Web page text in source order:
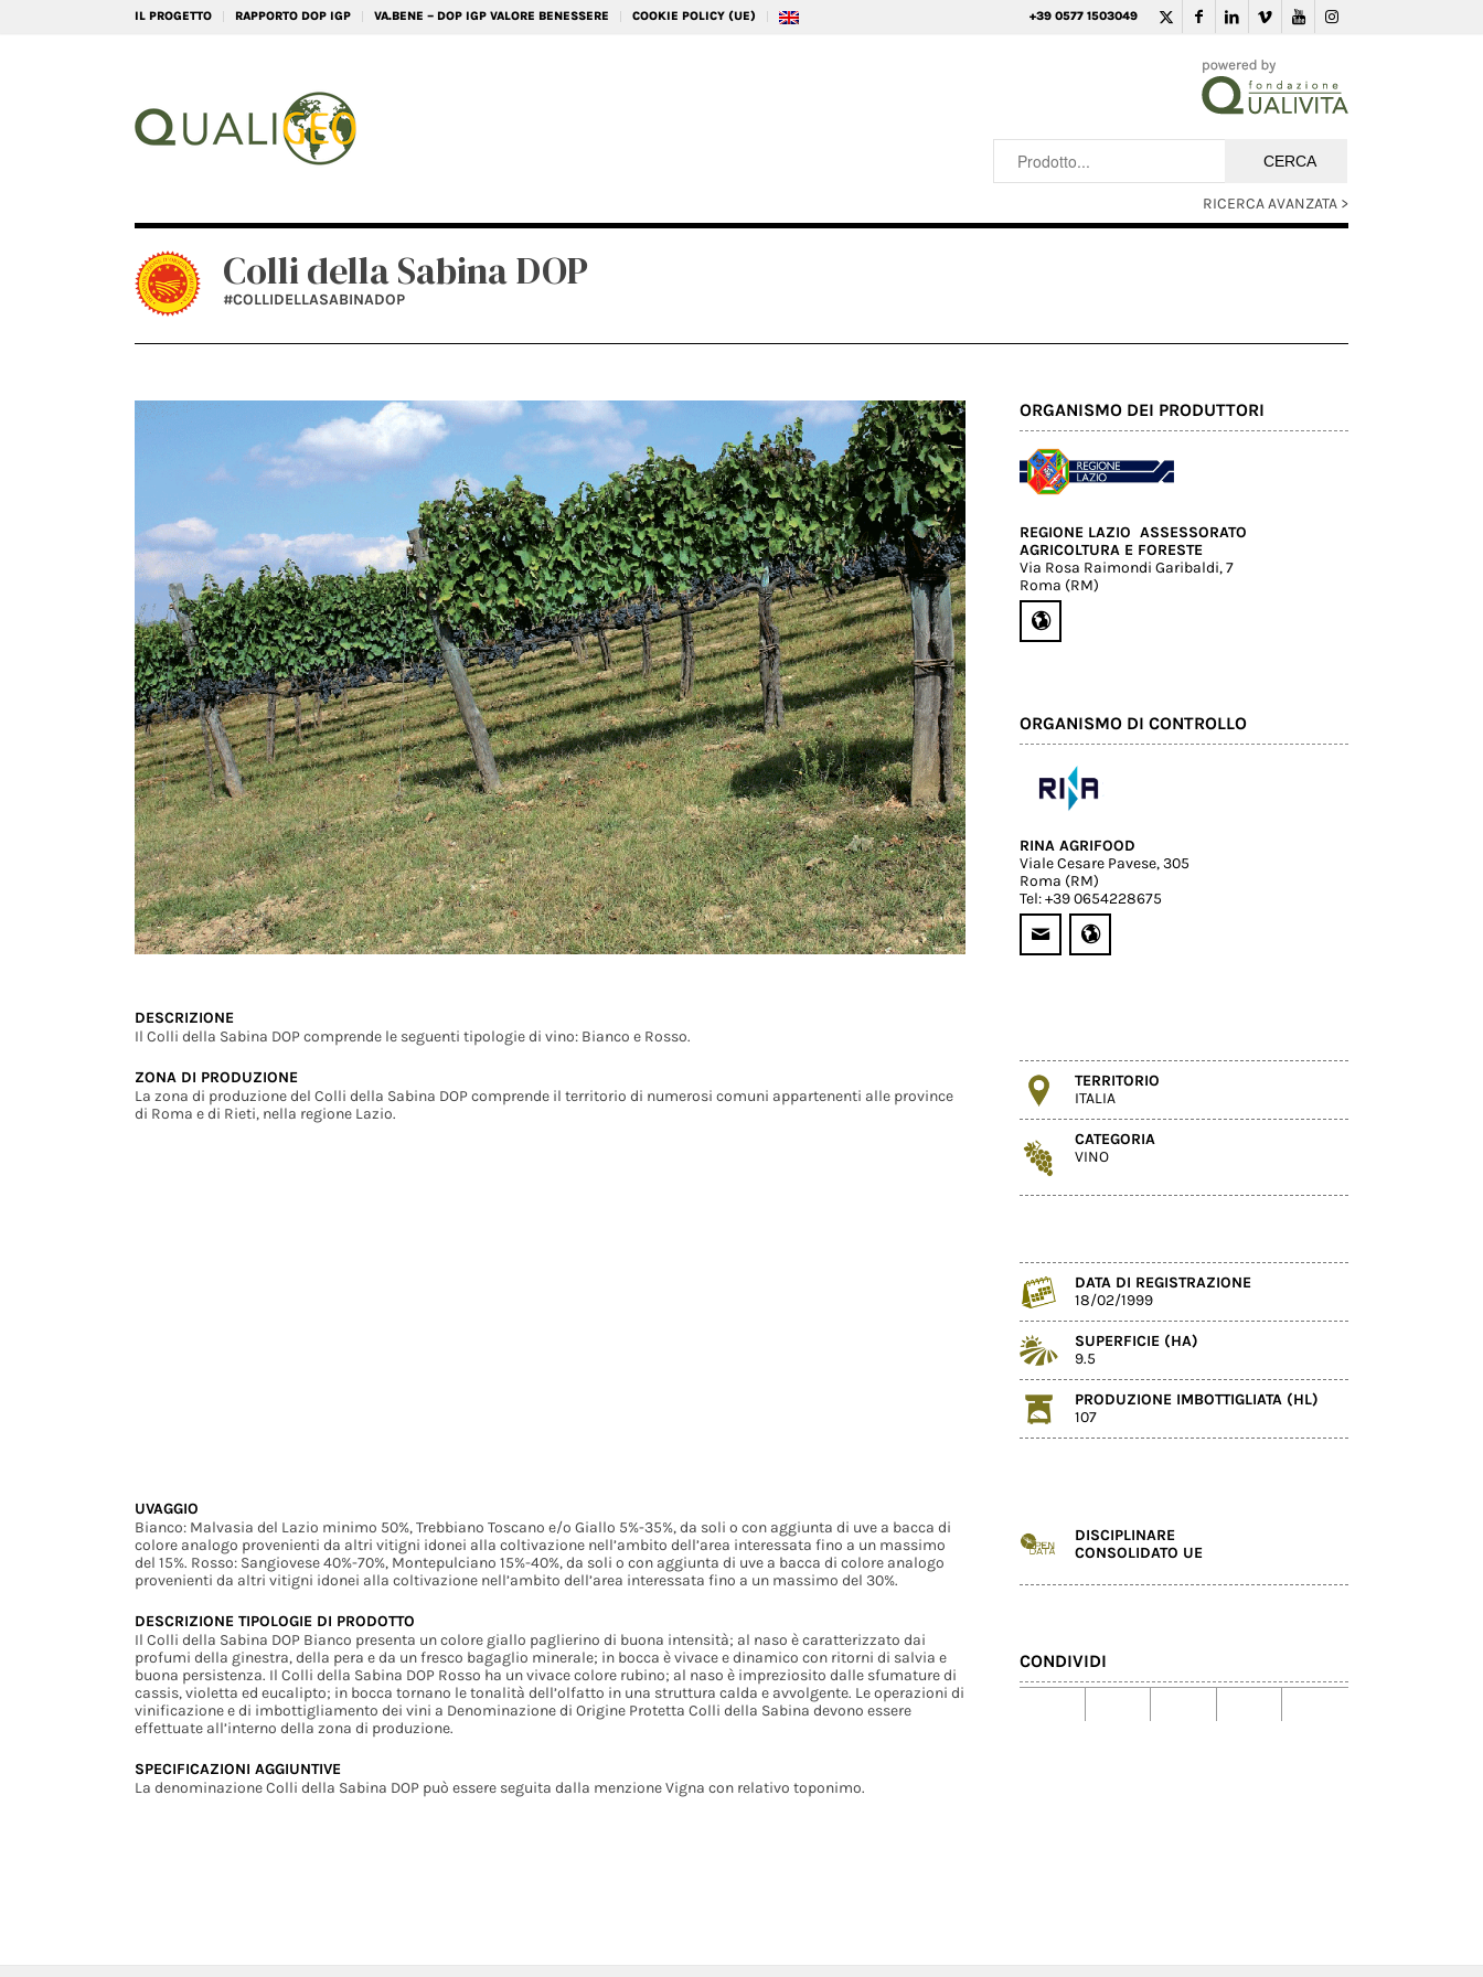
IL PROGETTO RAPPORTO DOP IGP VA.BENE – DOP IGP VALORE BENESSERE COOKIE POLICY (UE) +39 0577 1503049
RICERCA AVANZATA >
Colli della Sabina DOP
#COLLIDELLASABINADOP
DESCRIZIONE
Il Colli della Sabina DOP comprende le seguenti tipologie di vino: Bianco e Rosso.
ZONA DI PRODUZIONE
La zona di produzione del Colli della Sabina DOP comprende il territorio di numerosi comuni appartenenti alle province
di Roma e di Rieti, nella regione Lazio.
UVAGGIO
Bianco: Malvasia del Lazio minimo 50%, Trebbiano Toscano e/o Giallo 5%-35%, da soli o con aggiunta di uve a bacca di
colore analogo provenienti da altri vitigni idonei alla coltivazione nell’ambito dell’area interessata fino a un massimo
del 15%. Rosso: Sangiovese 40%-70%, Montepulciano 15%-40%, da soli o con aggiunta di uve a bacca di colore analogo
provenienti da altri vitigni idonei alla coltivazione nell’ambito dell’area interessata fino a un massimo del 30%.
DESCRIZIONE TIPOLOGIE DI PRODOTTO
Il Colli della Sabina DOP Bianco presenta un colore giallo paglierino di buona intensità; al naso è caratterizzato dai
profumi della ginestra, della pera e da un fresco bagaglio minerale; in bocca è vivace e dinamico con ritorni di salvia e
buona persistenza. Il Colli della Sabina DOP Rosso ha un vivace colore rubino; al naso è impreziosito dalle sfumature di
cassis, violetta ed eucalipto; in bocca tornano le tonalità dell’olfatto in una struttura calda e avvolgente. Le operazioni di
vinificazione e di imbottigliamento dei vini a Denominazione di Origine Protetta Colli della Sabina devono essere
effettuate all’interno della zona di produzione.
SPECIFICAZIONI AGGIUNTIVE
La denominazione Colli della Sabina DOP può essere seguita dalla menzione Vigna con relativo toponimo.
ORGANISMO DEI PRODUTTORI
REGIONE LAZIO  ASSESSORATO
AGRICOLTURA E FORESTE
Via Rosa Raimondi Garibaldi, 7
Roma (RM)
ORGANISMO DI CONTROLLO
RINA AGRIFOOD
Viale Cesare Pavese, 305
Roma (RM)
Tel: +39 0654228675
TERRITORIO
ITALIA
CATEGORIA
VINO
DATA DI REGISTRAZIONE
18/02/1999
SUPERFICIE (HA)
9.5
PRODUZIONE IMBOTTIGLIATA (HL)
107
DISCIPLINARE
CONSOLIDATO UE
CONDIVIDI